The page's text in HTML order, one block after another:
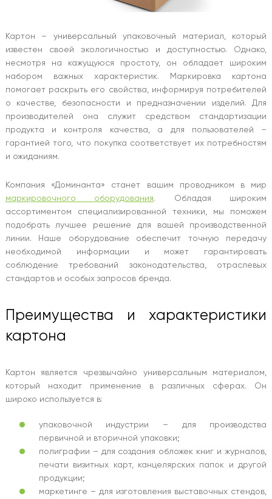
Картон – универсальный упаковочный материал, который
известен своей экологичностью и доступностью. Однако,
несмотря на кажущуюся простоту, он обладает широким
набором важных характеристик. Маркировка картона
помогает раскрыть его свойства, информируя потребителей
о качестве, безопасности и предназначении изделий. Для
производителей она служит средством стандартизации
продукта и контроля качества, а для пользователей –
гарантией того, что покупка соответствует их потребностям
и ожиданиям.
Компания «Доминанта» станет вашим проводником в мир
маркировочного оборудования. Обладая широким
ассортиментом специализированной техники, мы поможем
подобрать лучшее решение для вашей производственной
линии. Наше оборудование обеспечит точную передачу
необходимой информации и может гарантировать
соблюдение требований законодательства, отраслевых
стандартов и особых запросов бренда.
Преимущества и характеристики
картона
Картон является чрезвычайно универсальным материалом,
который находит применение в различных сферах. Он
широко используется в:
упаковочной индустрии – для производства
первичной и вторичной упаковки;
полиграфии – для создания обложек книг и журналов,
печати визитных карт, канцелярских папок и другой
продукции;
маркетинге – для изготовления выставочных стендов,